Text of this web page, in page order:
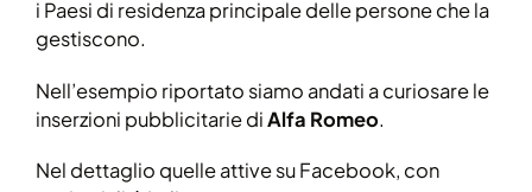
i Paesi di residenza principale delle persone che la
gestiscono.
Nell’esempio riportato siamo andati a curiosare le
inserzioni pubblicitarie diAlfa Romeo.
Nel dettaglio quelle attive su Facebook, con